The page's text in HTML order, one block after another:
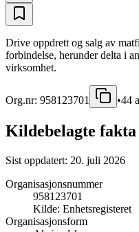
Drive oppdrett og salg av
forbindelse, herunder delta i
virksomhet.
Org.nr: 958123701 •44
Kildebelagte fakta
Sist oppdatert: 20. juli 2026
Organisasjonsnummer
958123701
Kilde: Enhetsregisteret
Organisasjonsform